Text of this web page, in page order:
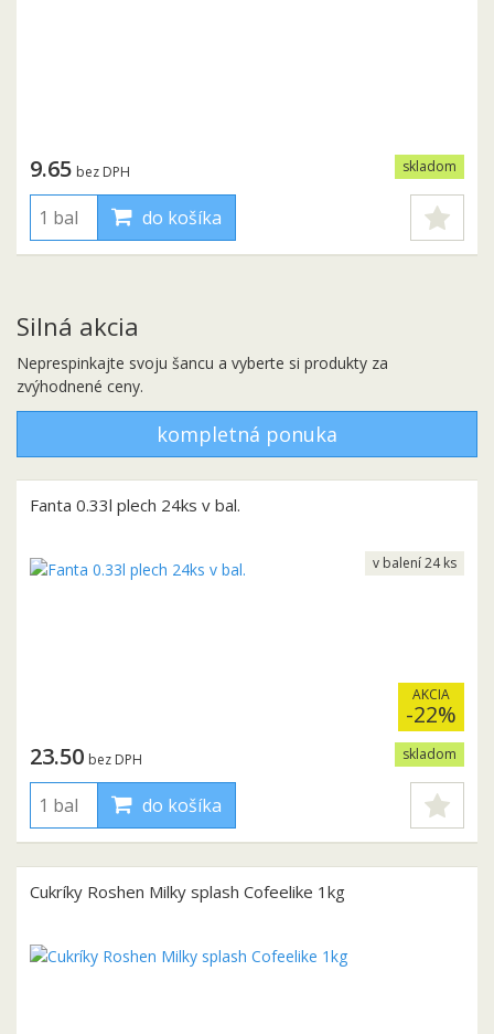
skladom
9.65 bez DPH
do košíka
Silná akcia
Neprespinkajte svoju šancu a vyberte si produkty za
zvýhodnené ceny.
kompletná ponuka
Fanta 0.33l plech 24ks v bal.
AKCIA
-22%
skladom
23.50 bez DPH
do košíka
v balení 24 ks
Cukríky Roshen Milky splash Cofeelike 1kg